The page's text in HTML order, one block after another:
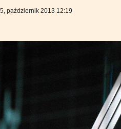
październik 2013 12:19